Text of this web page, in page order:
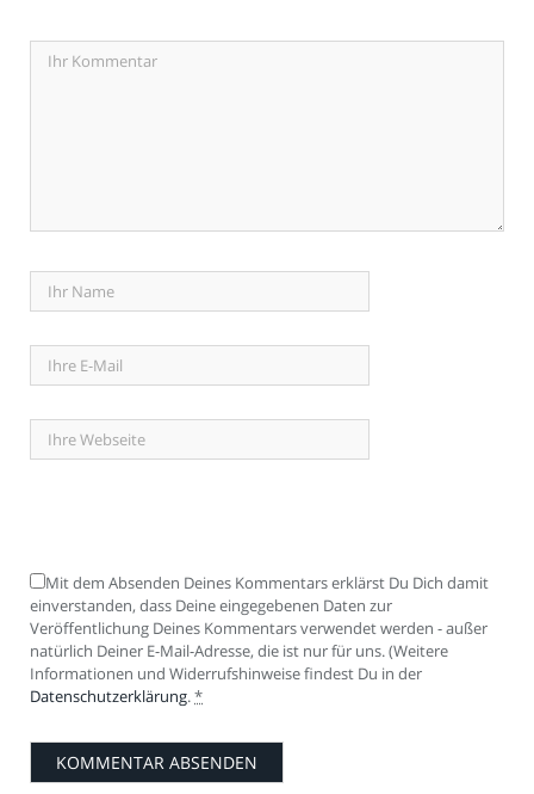
Mit dem Absenden Deines Kommentars erklärst Du Dich damit
einverstanden, dass Deine eingegebenen Daten zur
Veröffentlichung Deines Kommentars verwendet werden - außer
natürlich Deiner E-Mail-Adresse, die ist nur für uns. (Weitere
Informationen und Widerrufshinweise findest Du in der
Datenschutzerklärung.*